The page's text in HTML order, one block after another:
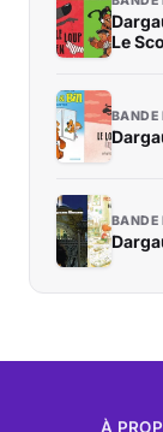
Le
BANDE
BANDE
À